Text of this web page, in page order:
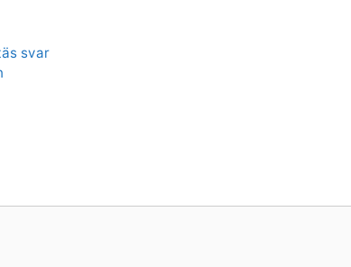
svar